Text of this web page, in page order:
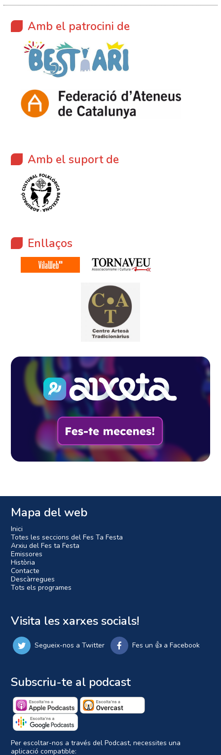
Amb el patrocini de
Amb el suport de
Enllaços
Mapa del web
Inici
Totes les seccions del Fes Ta Festa
Arxiu del Fes ta Festa
Emissores
Història
Contacte
Descàrregues
Tots els programes
Visita les xarxes socials!
Segueix-nos a Twitter Fes un 👍 a Facebook
Subscriu-te al podcast
Per escoltar-nos a través del Podcast, necessites una
aplicació compatible: